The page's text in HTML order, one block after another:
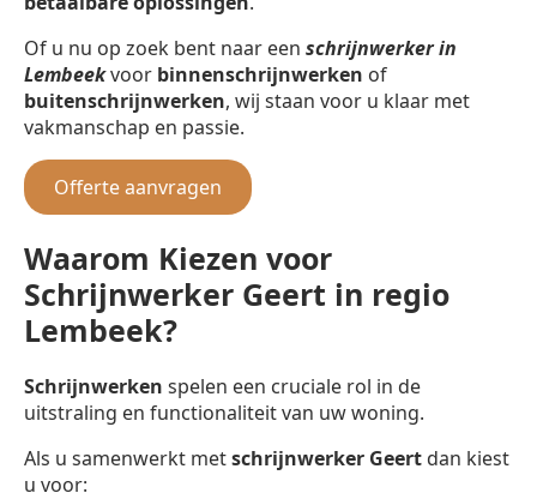
Of u nu op zoek bent naar een schrijnwerker in
Lembeekvoor binnenschrijnwerken of
buitenschrijnwerken, wij staan voor u klaar met
vakmanschap en passie.
Offerte aanvragen
Waarom Kiezen voor
Schrijnwerker Geert in regio
Lembeek?
Schrijnwerken spelen een cruciale rol in de
uitstraling en functionaliteit van uw woning.
Als u samenwerkt metschrijnwerker Geert dan kiest
u voor: